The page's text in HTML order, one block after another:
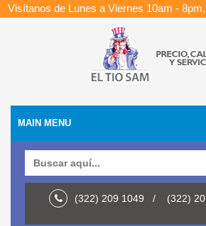
Visítanos de Lunes a Viernes 10am -
MAIN MENU
(322) 209 1049 / (322)